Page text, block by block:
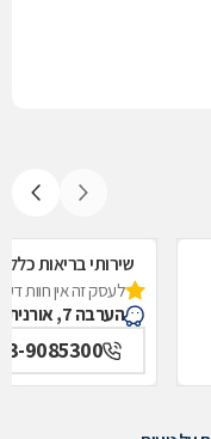
שירותי בריאות
לעסק זה אין חוות
הערבה 7, אורנית
9085300